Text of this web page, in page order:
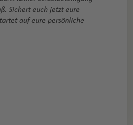
Sichert euch jetzt eure
auf eure persönliche